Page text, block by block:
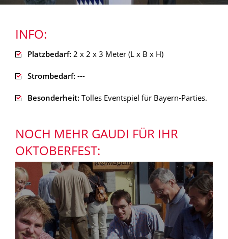
INFO:
Platzbedarf: 2 x 2 x 3 Meter (L x B x H)
Strombedarf: ---
Besonderheit: Tolles Eventspiel für Bayern-Parties.
NOCH MEHR GAUDI FÜR IHR
OKTOBERFEST: